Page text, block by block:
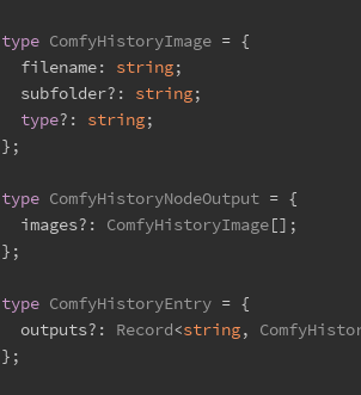
type ComfyHistoryImage = {
filename: string;
  subfolder?:
string;
type?: string;
};
type ComfyHistoryNodeOutput = {
  images?:
ComfyHistoryImage[];
};
type ComfyHistoryEntry = {
  outputs?:
Record<string,
};